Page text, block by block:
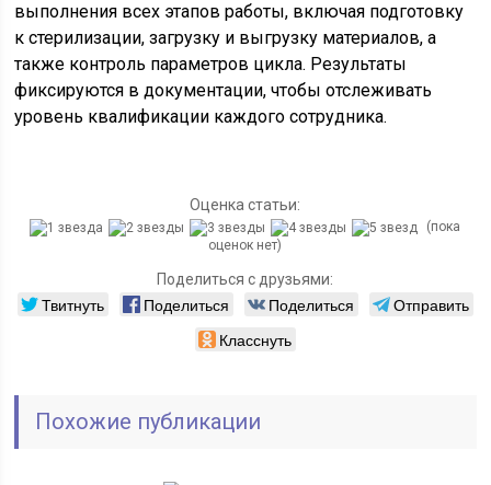
выполнения всех этапов работы, включая подготовку
к стерилизации, загрузку и выгрузку материалов, а
также контроль параметров цикла. Результаты
фиксируются в документации, чтобы отслеживать
уровень квалификации каждого сотрудника.
Оценка статьи:
(пока
оценок нет)
Поделиться с друзьями:
Твитнуть Поделиться Поделиться
Отправить
Класснуть
Похожие публикации